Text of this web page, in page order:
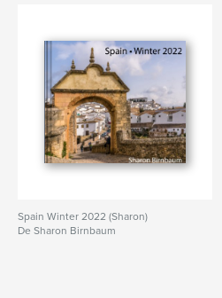
Spain Winter 2022 (Sharon)
De Sharon Birnbaum